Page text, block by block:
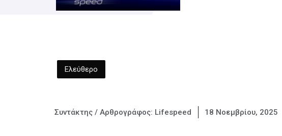
Ελεύθερο
Συντάκτης / Αρθρογράφος: Lifespeed 18 Νοεμβρίου, 2025